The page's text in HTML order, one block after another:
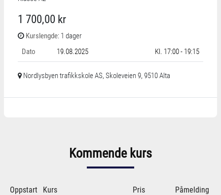
1 700,00 kr
Kurslengde: 1 dager
Dato
19.08.2025 Kl. 17:00 - 19:15
Nordlysbyen trafikkskole AS, Skoleveien 9, 9510 Alta
Kommende kurs
Oppstart Kurs Pris Påmelding